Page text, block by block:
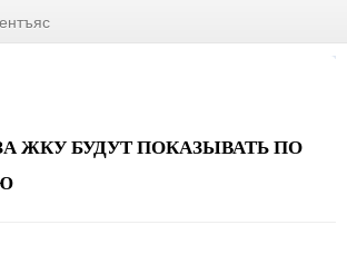
ЖКУ БУДУТ ПОКАЗЫВАТЬ ПО